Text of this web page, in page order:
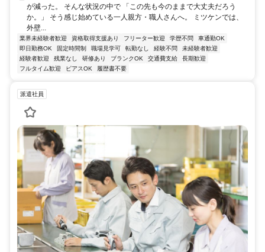
が減った。 そんな状況の中で 「この先も今のままで大丈夫だろう
か。」 そう感じ始めている一人親方・職人さんへ。 ミツケンでは、
外壁...
業界未経験者歓迎 資格取得支援あり フリーター歓迎 学歴不問
車通勤OK
即日勤務OK
固定時間制 職場見学可 転勤なし 経験不問
未経験者歓迎
経験者歓迎
残業なし 研修あり ブランクOK 交通費支給
長期歓迎
フルタイム歓迎
ピアスOK 履歴書不要
派遣社員